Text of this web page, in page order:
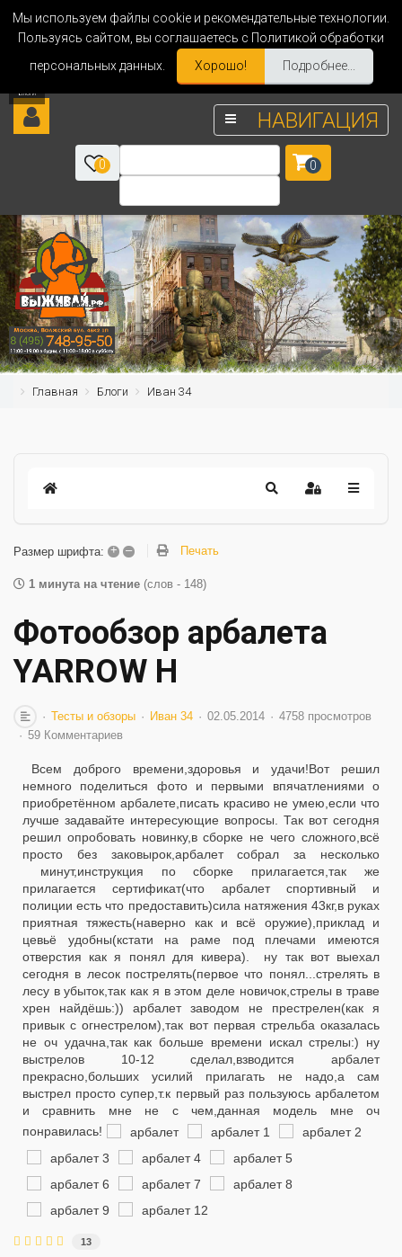
Мы используем файлы cookie и рекомендательные технологии.
Пользуясь сайтом, вы соглашаетесь с Политикой обработки
персональных данных.
Хорошо! Подробнее...
НАВИГАЦИЯ
0 0
Главная Блоги Иван 34
Размер шрифта: + – Печать
1 минута на чтение (слов - 148)
Фотообзор арбалета
YARROW H
Тесты и обзоры Иван 34 02.05.2014
4758 просмотров
59 Комментариев
Всем доброго времени,здоровья и удачи!Вот решил
немного поделиться фото и первыми впячатлениями о
приобретённом арбалете,писать красиво не умею,если что
лучше задавайте интересующие вопросы. Так вот сегодня
решил опробовать новинку,в сборке не чего сложного,всё
просто без заковырок,арбалет собрал за несколько
минут,инструкция по сборке прилагается,так же
прилагается сертификат(что арбалет спортивный и
полиции есть что предоставить)сила натяжения 43кг,в руках
приятная тяжесть(наверно как и всё оружие),приклад и
цевьё удобны(кстати на раме под плечами имеются
отверстия как я понял для кивера). ну так вот выехал
сегодня в лесок пострелять(первое что понял...стрелять в
лесу в убыток,так как я в этом деле новичок,стрелы в траве
хрен найдёшь:)) арбалет заводом не престрелен(как я
привык с огнестрелом),так вот первая стрельба оказалась
не оч удачна,так как больше времени искал стрелы:) ну
выстрелов 10-12 сделал,взводится арбалет
прекрасно,больших усилий прилагать не надо,а сам
выстрел просто супер,т.к первый раз пользуюсь арбалетом
и сравнить мне не с чем,данная модель мне оч
понравилась!
13